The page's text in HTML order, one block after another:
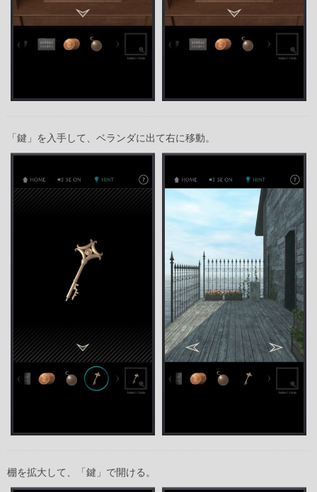
「鍵」を入手して、ベランダに出て右に移動。
棚を拡大して、「鍵」で開ける。